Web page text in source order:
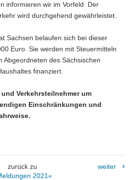
informieren wir im Vorfeld. Der
wird durchgehend gewährleistet.
Sachsen belaufen sich bei dieser
Euro. Sie werden mit Steuermitteln
Abgeordneten des Sächsischen
finanziert.
Verkehrsteilnehmer um
Einschränkungen und
zurück zu
2021«
weiter